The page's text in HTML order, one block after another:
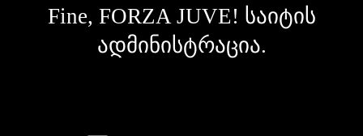
Fine, FORZA JUVE! საიტის
ადმინისტრაცია.